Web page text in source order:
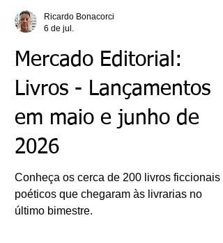
6 de jul.
Mercado Editorial:
Livros - Lançamentos
em maio e junho de
2026
Conheça os cerca de 200 livros ficcionais e